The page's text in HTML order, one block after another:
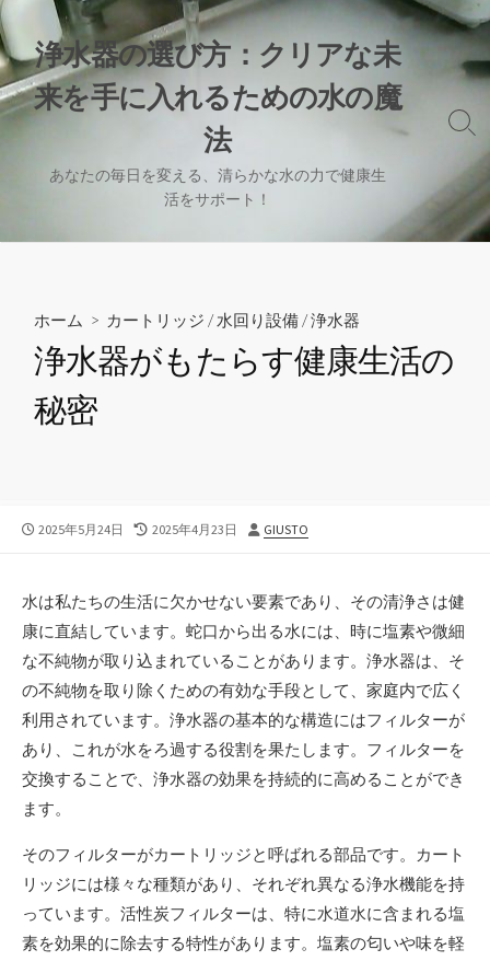
コ
ン
テ
ン
浄水器の選び方：クリアな未
来を手に入れるための水の魔
法
あなたの毎日を変える、清らかな水の力で健康生
活をサポート！
検
切
え
ホーム > カートリッジ /水回り設備 /浄水器
浄水器がもたらす健康生活の
秘密
公
2025年5月24日
最
新
日
2025年4月23日
投
GIUSTO
水は私たちの生活に欠かせない要素であり、その清浄さは健
康に直結しています。 蛇口から出る水には、時に塩素や微細
な不純物が取り込まれていることがあります。浄水器は、そ
の不純物を取り除くための有効な手段として、家庭内で広く
利用されています。浄水器の基本的な構造にはフィルターが
あり、これが水をろ過する役割を果たします。フィルターを
交換することで、浄水器の効果を持続的に高めることができ
ます。
そのフィルターがカートリッジと呼ばれる部品です。カート
リッジには様々な種類があり、それぞれ異なる浄水機能を持
っています。活性炭フィルターは、特に水道水に含まれる塩
素を効果的に除去する特性があります。塩素の匂いや味を軽